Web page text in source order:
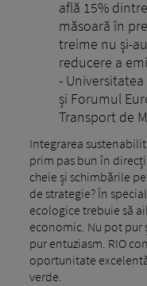
află 15%
măsoară în
treime nu și-
reducere a
- Universitatea
și Forumul
Transport de
Integrarea
prim pas bun în
cheie și schimbările
de strategie? În
ecologice trebuie să
economic. Nu pot pur
pur entuziasm. RIO
oportunitate
verde.